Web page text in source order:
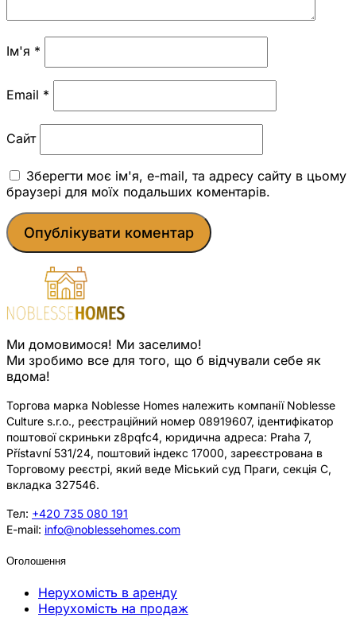
Ім'я *
Email *
Сайт
Зберегти моє ім'я, e-mail, та адресу сайту в цьому
браузері для моїх подальших коментарів.
Ми домовимося! Ми заселимо!
Ми зробимо все для того, що б відчували себе як
вдома!
Торгова марка Noblesse Homes належить компанії Noblesse
Culture s.r.o., реєстраційний номер 08919607, ідентифікатор
поштової скриньки z8pqfc4, юридична адреса: Praha 7,
Přístavní 531/24, поштовий індекс 17000, зареєстрована в
Торговому реєстрі, який веде Міський суд Праги, секція C,
вкладка 327546.
Тел: +420 735 080 191
E-mail: info@noblessehomes.com
Оголошення
Нерухомість в аренду
Нерухомість на продаж